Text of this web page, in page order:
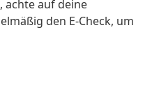
achte auf deine
den E-Check, um